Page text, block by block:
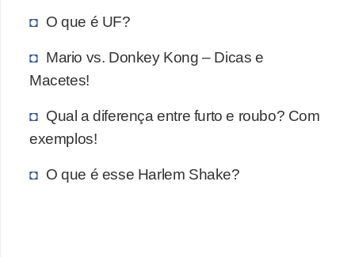
O que é UF?
Mario vs. Donkey Kong – Dicas e
Macetes!
Qual a diferença entre furto e roubo? Com
exemplos!
O que é esse Harlem Shake?